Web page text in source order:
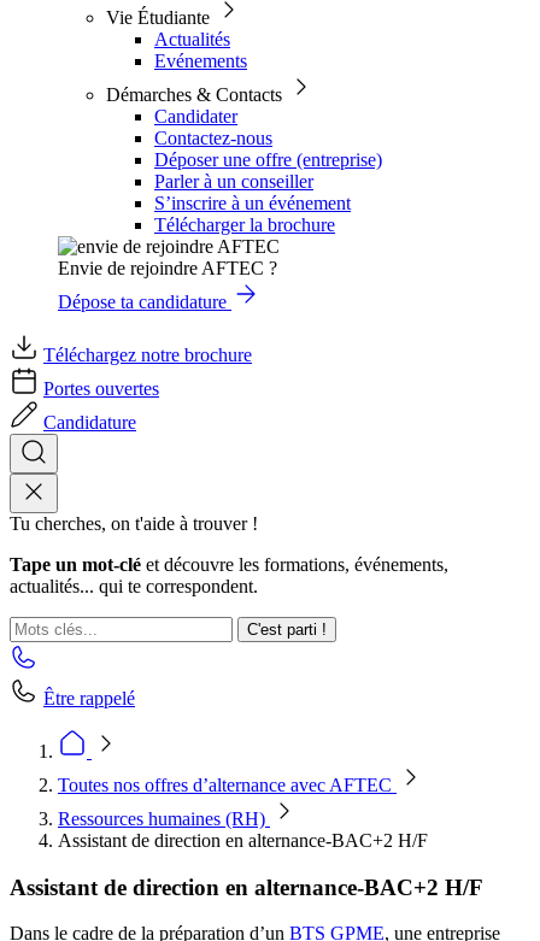
Vie Étudiante
Actualités
Evénements
Démarches & Contacts
Candidater
Contactez-nous
Déposer une offre (entreprise)
Parler à un conseiller
S’inscrire à un événement
Télécharger la brochure
Envie de rejoindre AFTEC ?
Dépose ta candidature
Téléchargez notre brochure
Portes ouvertes
Candidature
Tu cherches, on t'aide à trouver !
Tape un mot-clé et découvre les formations, événements,
actualités... qui te correspondent.
C'est parti !
Être rappelé
Toutes nos offres d’alternance avec AFTEC
Ressources humaines (RH)
Assistant de direction en alternance-BAC+2 H/F
Assistant de direction en alternance-BAC+2 H/F
Dans le cadre de la préparation d’un BTS GPME, une entreprise